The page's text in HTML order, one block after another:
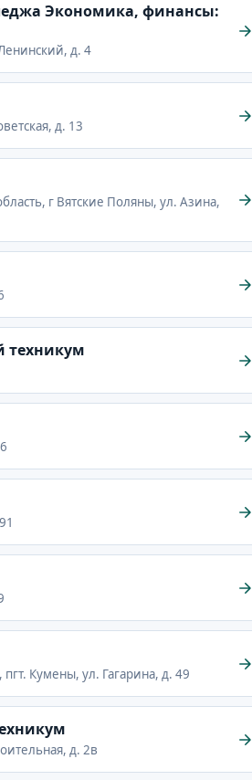
Экономика, финансы:
д. 4
д. 13
г Вятские Поляны, ул. Азина,
техникум
Кумены, ул. Гагарина, д. 49
д. 2в